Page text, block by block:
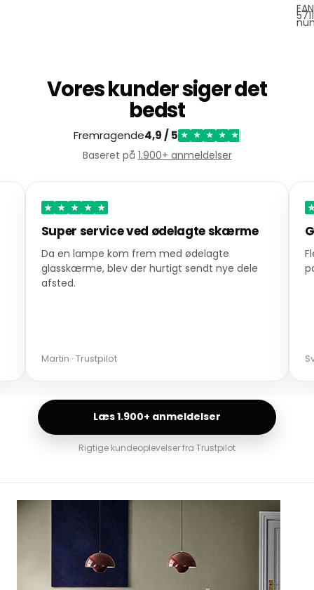
Vores kunder siger det
bedst
Fremragende4,9 / 5 ★ ★ ★ ★ ★
Baseret på 1.900+ anmeldelser
★ ★ ★ ★ ★
Super service ved ødelagte skærme
Da en lampe kom frem med ødelagte
glasskærme, blev der hurtigt sendt nye dele
afsted.
Martin · Trustpilot
Læs 1.900+ anmeldelser
Rigtige kundeoplevelser fra Trustpilot